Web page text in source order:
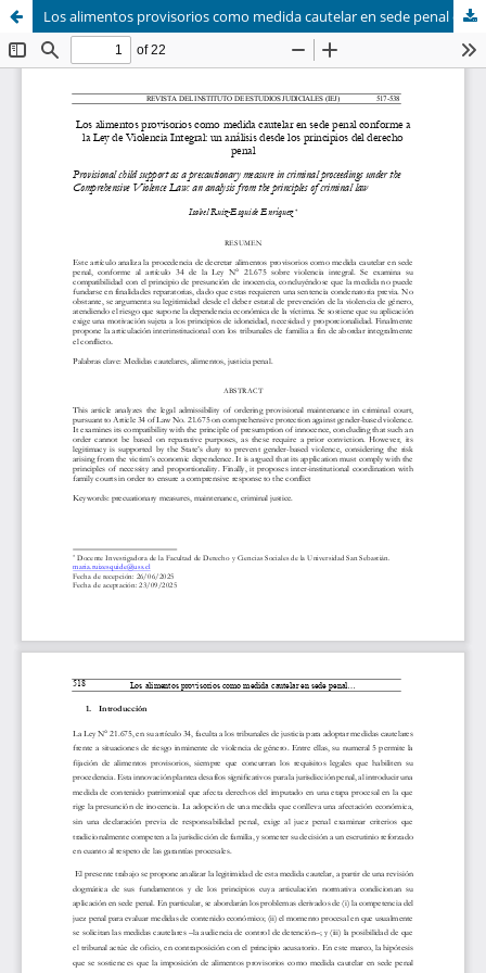
Los alimentos provisorios como medida cautelar en sede penal conforme a la Ley de Violencia Integral: